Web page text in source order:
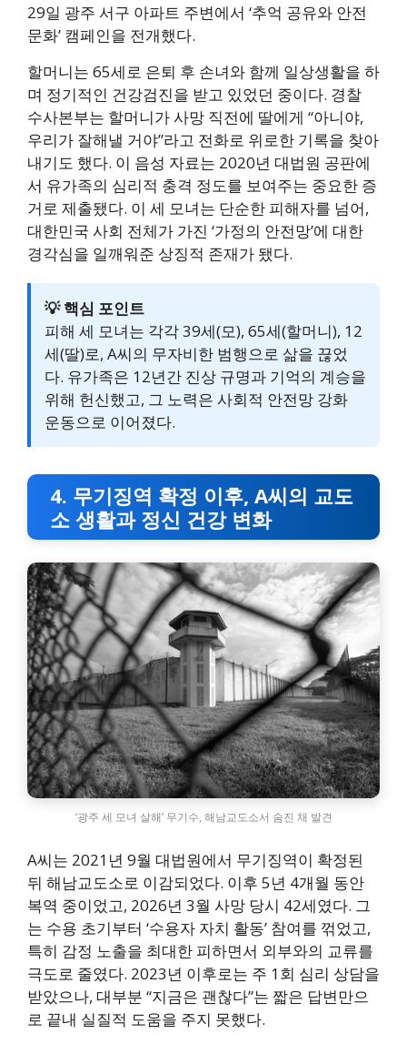
29일 광주 서구 아파트 주변에서 ‘추억 공유와 안전
문화’ 캠페인을 전개했다.
할머니는 65세로 은퇴 후 손녀와 함께 일상생활을 하
며 정기적인 건강검진을 받고 있었던 중이다. 경찰
수사본부는 할머니가 사망 직전에 딸에게 “아니야,
우리가 잘해낼 거야”라고 전화로 위로한 기록을 찾아
내기도 했다. 이 음성 자료는 2020년 대법원 공판에
서 유가족의 심리적 충격 정도를 보여주는 중요한 증
거로 제출됐다. 이 세 모녀는 단순한 피해자를 넘어,
대한민국 사회 전체가 가진 ‘가정의 안전망’에 대한
경각심을 일깨워준 상징적 존재가 됐다.
💡 핵심 포인트
피해 세 모녀는 각각 39세(모), 65세(할머니), 12
세(딸)로, A씨의 무자비한 범행으로 삶을 끊었
다. 유가족은 12년간 진상 규명과 기억의 계승을
위해 헌신했고, 그 노력은 사회적 안전망 강화
운동으로 이어졌다.
4. 무기징역 확정 이후, A씨의 교도
소 생활과 정신 건강 변화
‘광주 세 모녀 살해’ 무기수, 해남교도소서 숨진 채 발견
A씨는 2021년 9월 대법원에서 무기징역이 확정된
뒤 해남교도소로 이감되었다. 이후 5년 4개월 동안
복역 중이었고, 2026년 3월 사망 당시 42세였다. 그
는 수용 초기부터 ‘수용자 자치 활동’ 참여를 꺾었고,
특히 감정 노출을 최대한 피하면서 외부와의 교류를
극도로 줄였다. 2023년 이후로는 주 1회 심리 상담을
받았으나, 대부분 “지금은 괜찮다”는 짧은 답변만으
로 끝내 실질적 도움을 주지 못했다.